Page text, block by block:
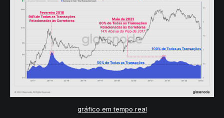
gráfico em tempo real